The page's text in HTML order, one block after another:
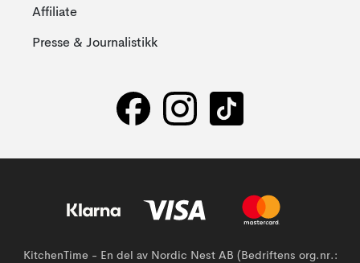
Affiliate
Presse & Journalistikk
KitchenTime - En del av Nordic Nest AB (Bedriftens org.nr.: